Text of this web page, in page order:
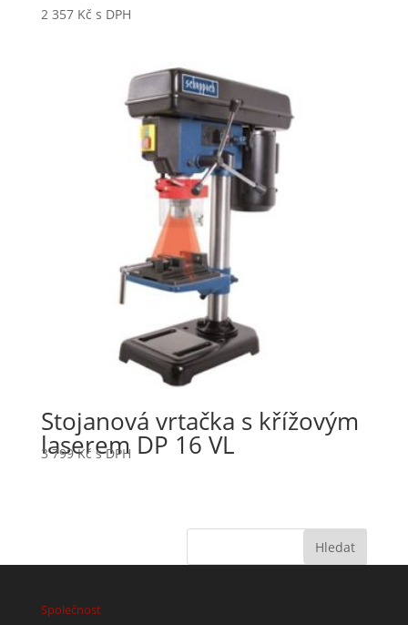
2 357 Kč s DPH
Stojanová vrtačka s křížovým
laserem DP 16 VL
3 799Kč s DPH
Společnost